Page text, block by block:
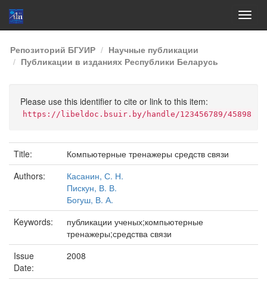
Skip
navigation
Репозиторий БГУИР
Научные публикации
Публикации в изданиях Республики Беларусь
Please use this identifier to cite or link to this item:
https://libeldoc.bsuir.by/handle/123456789/45898
Title:
Компьютерные тренажеры средств связи
Authors:
Касанин, С. Н.
Пискун, В. В.
Богуш, В. А.
Keywords:
публикации ученых;компьютерные
тренажеры;средства связи
Issue
Date:
2008